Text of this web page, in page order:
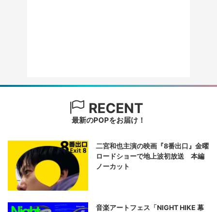
RECENT
最新のPOPをお届け！
二宮和也主演の映画『8番出口』金曜
ロードショーで地上波初放送 本編
ノーカット
音楽アートフェス「NIGHT HIKE 幕